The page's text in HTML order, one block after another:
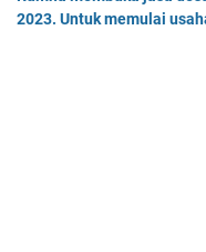
2023. Untuk memulai